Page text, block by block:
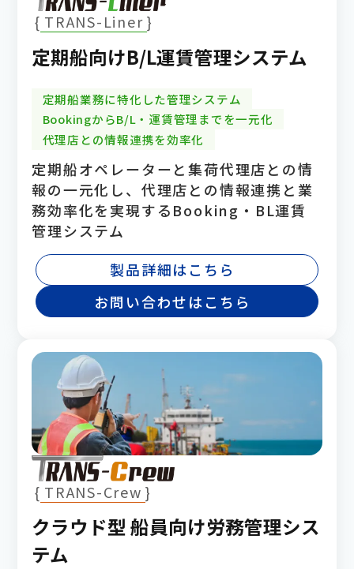
TRANS-Liner
定期船向けB/L運賃管理システム
定期船業務に特化した管理システム
BookingからB/L・運賃管理までを一元化
代理店との情報連携を効率化
定期船オペレーターと集荷代理店との情
報の一元化し、代理店との情報連携と業
務効率化を実現するBooking・BL運賃
管理システム
製品詳細はこちら
お問い合わせはこちら
TRANS-Crew
クラウド型 船員向け労務管理シス
テム